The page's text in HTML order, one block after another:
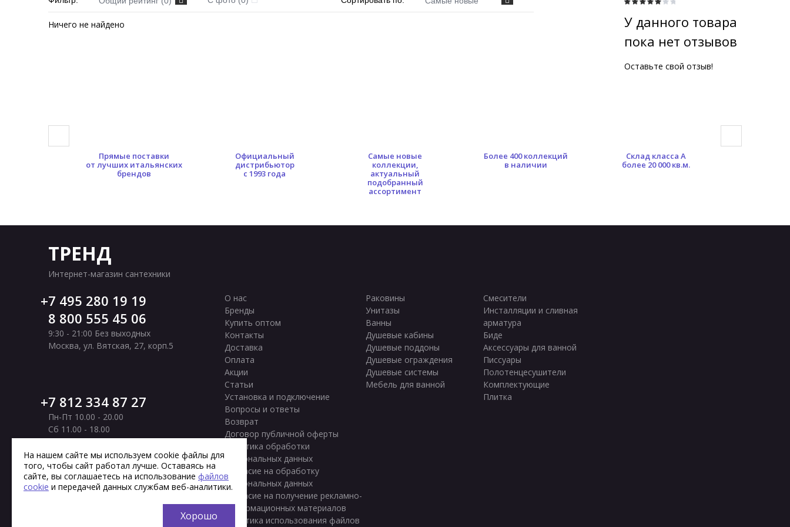
У данного товара
пока нет отзывов
Оставьте свой отзыв!
Ничего не найдено
Прямые поставки
от лучших итальянских
брендов
Официальный
дистрибьютор
с 1993 года
Самые новые
коллекции,
актуальный
подобранный
ассортимент
Более 400 коллекций
в наличии
Склад класса А
более 20 000 кв.м.
ТРЕНД
Интернет-магазин сантехники
7 495 280 19 19
8 800 555 45 06
9:30 - 21:00 Без выходных
Москва, ул. Вятская, 27, корп.5
7 812 334 87 27
Пн-Пт 10.00 - 20.00
Сб 11.00 - 18.00
Вс Выходной
Санкт-Петербург,Московское шоссе, 177
корп. 2
О нас
Бренды
Купить оптом
Контакты
Доставка
Оплата
Акции
Статьи
Установка и подключение
Вопросы и ответы
Возврат
Договор публичной оферты
Политика обработки
персональных данных
Согласие на обработку
персональных данных
Согласие на получение рекламно-
информационных материалов
Политика использования файлов
Раковины
Унитазы
Ванны
Душевые кабины
Душевые поддоны
Душевые ограждения
Душевые системы
Мебель для ванной
Смесители
Инсталляции и сливная
арматура
Биде
Аксессуары для ванной
Писсуары
Полотенцесушители
Комплектующие
Плитка
На нашем сайте мы используем cookie файлы для
того, чтобы сайт работал лучше. Оставаясь на
сайте, вы соглашаетесь на использование файлов
cookie и передачей данных службам веб-аналитики.
Хорошо